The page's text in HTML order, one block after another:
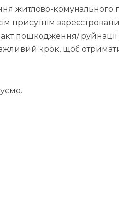
житлово-комунального
присутнім
пошкодження/ руйнації
крок, щоб